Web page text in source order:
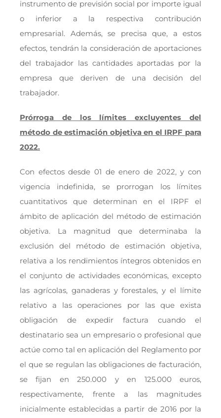
instrumento de previsión social por importe igual
o inferior a la respectiva contribución
empresarial. Además, se precisa que, a estos
efectos, tendrán la consideración de aportaciones
del trabajador las cantidades aportadas por la
empresa que deriven de una decisión del
trabajador.
Prórroga de los límites excluyentes del
método de estimación objetiva en el IRPF para
2022.
Con efectos desde 01 de enero de 2022, y con
vigencia indefinida, se prorrogan los límites
cuantitativos que determinan en el IRPF el
ámbito de aplicación del método de estimación
objetiva. La magnitud que determinaba la
exclusión del método de estimación objetiva,
relativa a los rendimientos íntegros obtenidos en
el conjunto de actividades económicas, excepto
las agrícolas, ganaderas y forestales, y el límite
relativo a las operaciones por las que exista
obligación de expedir factura cuando el
destinatario sea un empresario o profesional que
actúe como tal en aplicación del Reglamento por
el que se regulan las obligaciones de facturación,
se fijan en 250.000 y en 125.000 euros,
respectivamente, frente a las magnitudes
inicialmente establecidas a partir de 2016 por la